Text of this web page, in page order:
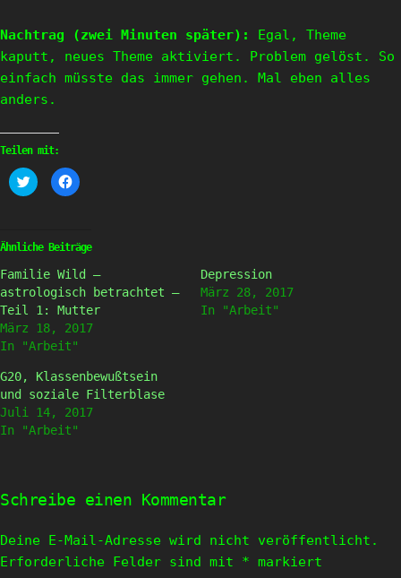
Nachtrag (zwei Minuten später):
Egal, Theme
kaputt, neues Theme aktiviert. Problem gelöst. So
einfach müsste das immer gehen. Mal eben alles
anders.
Teilen mit:
Klick,
um
(Wird
in
Fenster
geöffnet)
Klick,
um
(Wird
in
Fenster
geöffnet)
Ähnliche Beiträge
Familie Wild –
astrologisch betrachtet –
Teil 1: Mutter
März 18, 2017
In "Arbeit"
Depression
März 28, 2017
In "Arbeit"
G20, Klassenbewußtsein
und soziale Filterblase
Juli 14, 2017
In "Arbeit"
Schreibe einen Kommentar
Deine E-Mail-Adresse wird nicht veröffentlicht.
Erforderliche Felder sind mit * markiert